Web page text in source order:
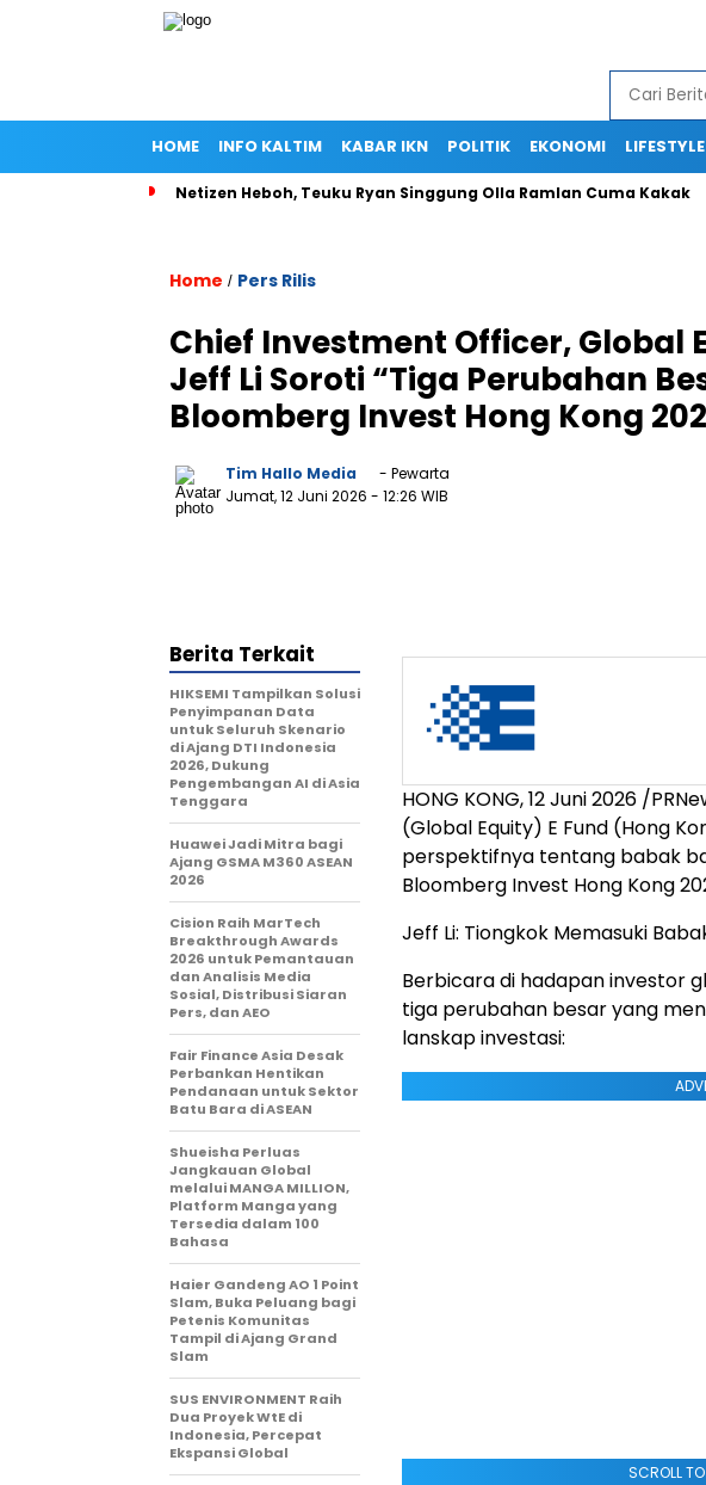
HOME INFO KALTIM KABAR IKN POLITIK EKONOMI LIFESTYLE
Netizen Heboh, Teuku Ryan Singgung Olla Ramlan Cuma Kakak
Home / Pers Rilis
Chief Investment Officer, Global
Jeff Li Soroti “Tiga Perubahan
Bloomberg Invest Hong Kong
Tim Hallo Media
- Pewarta
Jumat, 12 Juni 2026 - 12:26 WIB
HONG KONG, 12 Juni 2026 /
(Global Equity) E Fund (Hong
perspektifnya tentang babak
Bloomberg Invest Hong Kong
Jeff Li: Tiongkok Memasuki
Berbicara di hadapan investor
tiga perubahan besar yang
lanskap investasi:
SCROLL
Berita Terkait
HIKSEMI Tampilkan Solusi
Penyimpanan Data
untuk Seluruh Skenario
di Ajang DTI Indonesia
2026, Dukung
Pengembangan AI di Asia
Tenggara
Huawei Jadi Mitra bagi
Ajang GSMA M360 ASEAN
2026
Cision Raih MarTech
Breakthrough Awards
2026 untuk Pemantauan
dan Analisis Media
Sosial, Distribusi Siaran
Pers, dan AEO
Fair Finance Asia Desak
Perbankan Hentikan
Pendanaan untuk Sektor
Batu Bara di ASEAN
Shueisha Perluas
Jangkauan Global
melalui MANGA MILLION,
Platform Manga yang
Tersedia dalam 100
Bahasa
Haier Gandeng AO 1 Point
Slam, Buka Peluang bagi
Petenis Komunitas
Tampil di Ajang Grand
Slam
SUS ENVIRONMENT Raih
Dua Proyek WtE di
Indonesia, Percepat
Ekspansi Global